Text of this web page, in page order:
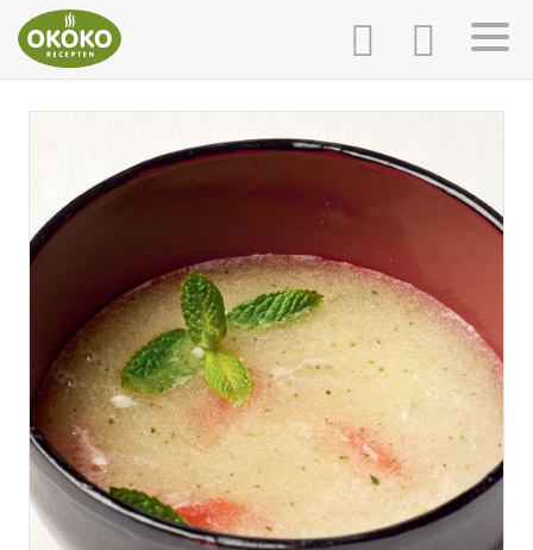
INLOGGEN
AANMELDEN
HOME
RECEPTEN
WEEKMENU'S
KOOKBOEKEN